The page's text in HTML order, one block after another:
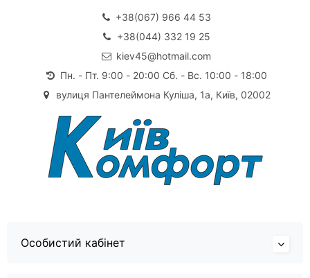
+38(067) 966 44 53
+38(044) 332 19 25
kiev45@hotmail.com
Пн. - Пт. 9:00 - 20:00 Сб. - Вс. 10:00 - 18:00
вулиця Пантелеймона Куліша, 1а, Київ, 02002
Особистий кабінет